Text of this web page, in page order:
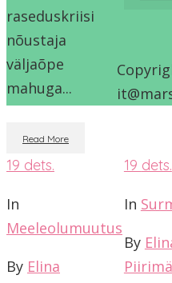
raseduskriisi
nõustaja
väljaõpe
mahuga...
Read More
19 dets.
In
Meeleolumuutus
By Elina
19 dets.
In
By